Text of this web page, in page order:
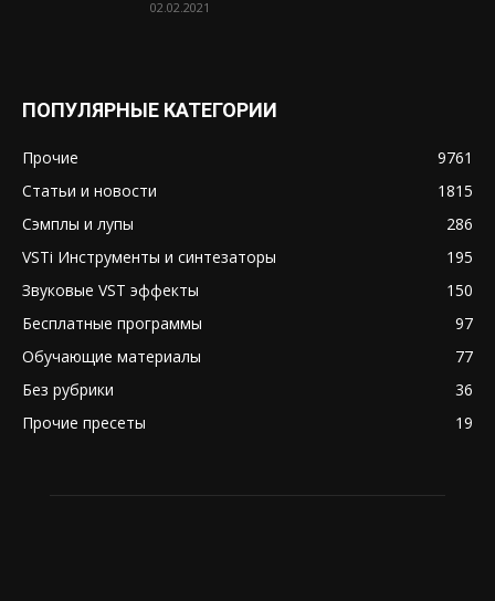
02.02.2021
ПОПУЛЯРНЫЕ КАТЕГОРИИ
Прочие
9761
Статьи и новости
1815
Сэмплы и лупы
286
VSTi Инструменты и синтезаторы
195
Звуковые VST эффекты
150
Бесплатные программы
97
Обучающие материалы
77
Без рубрики
36
Прочие пресеты
19